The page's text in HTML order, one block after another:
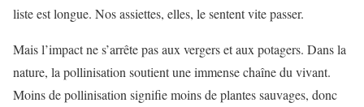
liste est longue. Nos assiettes, elles, le sentent vite passer.
Mais l’impact ne s’arrête pas aux vergers et aux potagers. Dans la
nature, la pollinisation soutient une immense chaîne du vivant.
Moins de pollinisation signifie moins de plantes sauvages, donc